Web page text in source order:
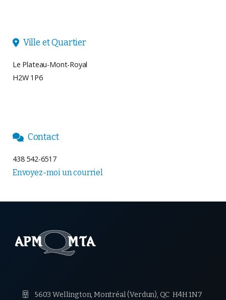
 Ville et Quartier
Le Plateau-Mont-Royal
H2W 1P6
 Contact
438 542-6517
Envoyez-moi un courriel
 5603 Wellington, Montréal (Verdun), QC H4H 1N7